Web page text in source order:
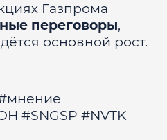
Газпрома
переговоры,
основной рост.
#SNGSP #NVTK